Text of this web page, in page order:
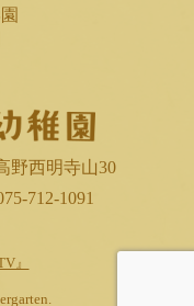
野西明寺山30
712-1091
』